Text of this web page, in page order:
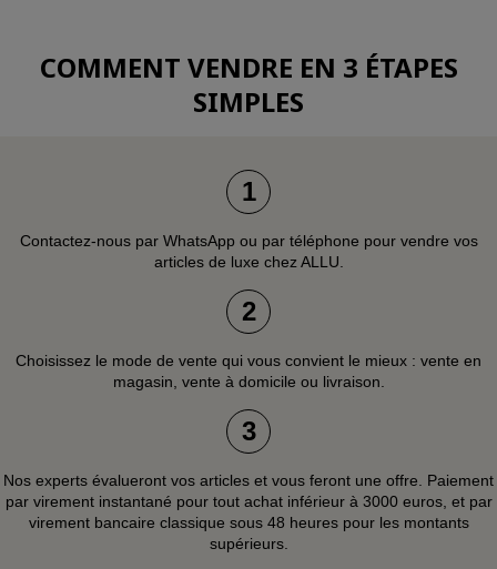
COMMENT VENDRE EN 3 ÉTAPES
SIMPLES
1
Contactez-nous par WhatsApp ou par téléphone pour vendre vos
articles de luxe chez ALLU.
2
Choisissez le mode de vente qui vous convient le mieux : vente en
magasin, vente à domicile ou livraison.
3
Nos experts évalueront vos articles et vous feront une offre. Paiement
par virement instantané pour tout achat inférieur à 3000 euros, et par
virement bancaire classique sous 48 heures pour les montants
supérieurs.